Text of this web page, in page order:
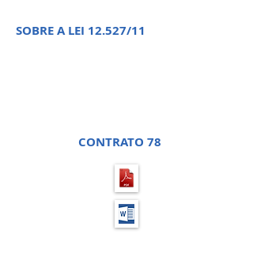
SOBRE A LEI 12.527/11
CONTRATO 78